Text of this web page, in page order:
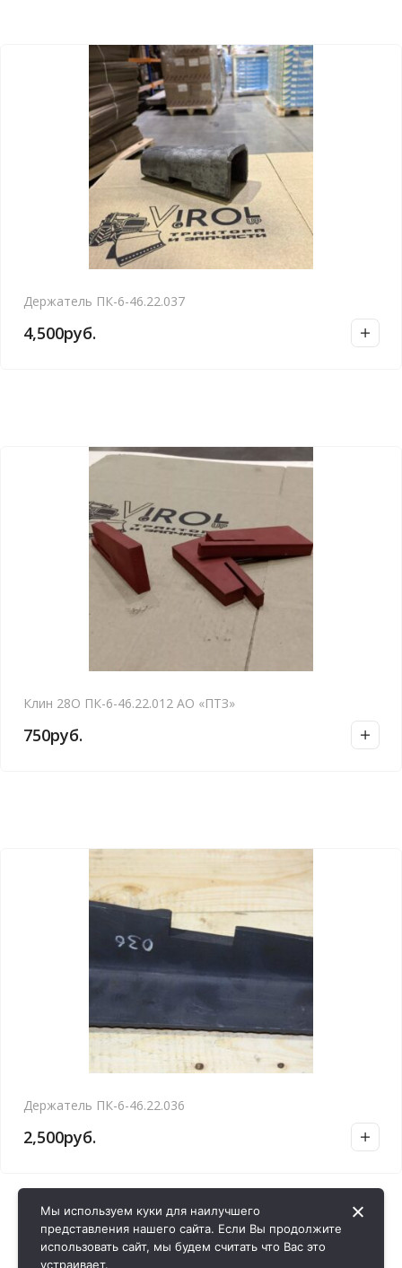
Держатель ПК-6-46.22.037
4,500руб.
Клин 28О ПК-6-46.22.012 АО «ПТЗ»
750руб.
Держатель ПК-6-46.22.036
2,500руб.
Мы используем куки для наилучшего
представления нашего сайта. Если Вы продолжите
использовать сайт, мы будем считать что Вас это
устраивает.